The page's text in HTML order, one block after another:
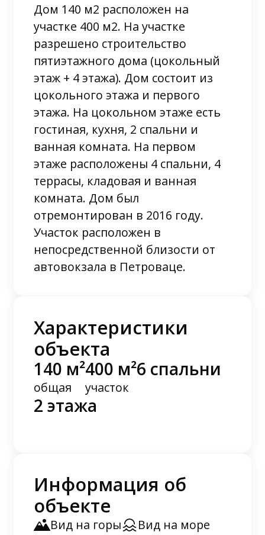
Дом 140 м2 расположен на
участке 400 м2. На участке
разрешено строительство
пятиэтажного дома (цокольный
этаж + 4 этажа). Дом состоит из
цокольного этажа и первого
этажа. На цокольном этаже есть
гостиная, кухня, 2 спальни и
ванная комната. На первом
этаже расположены 4 спальни, 4
террасы, кладовая и ванная
комната. Дом был
отремонтирован в 2016 году.
Участок расположен в
непосредственной близости от
автовокзала в Петроваце.
Характеристики
объекта
140 м²
общая
400 м²
участок
6 спальни
2 этажа
Информация об
объекте
Вид на горы
Вид на море